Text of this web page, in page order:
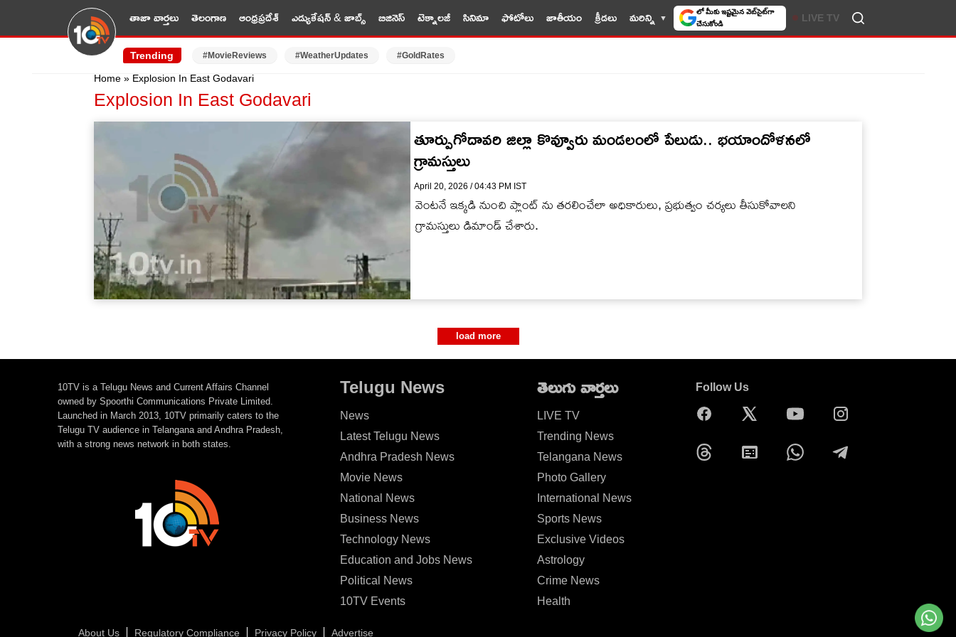
తాజా వార్తలు తెలంగాణ ఆంధ్రప్రదేశ్ ఎడ్యుకేషన్ & జాబ్స్ బిజినెస్ టెక్నాలజీ సినిమా ఫోటోలు జాతీయం క్రీడలు మరిన్ని
లో మీకు ఇష్టమైన వెబ్‌సైట్‌గా
చేసుకోండి
LIVE TV
Trending #MovieReviews #WeatherUpdates #GoldRates
Home » Explosion In East Godavari
Explosion In East Godavari
తూర్పుగోదావరి జిల్లా కొవ్వూరు మండలంలో పేలుడు.. భయాందోళనలో
గ్రామస్తులు
April 20, 2026 / 04:43 PM IST
వెంటనే ఇక్కడి నుంచి ప్లాంట్ ను తరలించేలా అధికారులు, ప్రభుత్వం చర్యలు తీసుకోవాలని
గ్రామస్తులు డిమాండ్ చేశారు.
load more
10TV is a Telugu News and Current Affairs Channel
owned by Spoorthi Communications Private Limited.
Launched in March 2013, 10TV primarily caters to the
Telugu TV audience in Telangana and Andhra Pradesh,
with a strong news network in both states.
Telugu News
News
Latest Telugu News
Andhra Pradesh News
Movie News
National News
Business News
Technology News
Education and Jobs News
Political News
10TV Events
తెలుగు వార్తలు
LIVE TV
Trending News
Telangana News
Photo Gallery
International News
Sports News
Exclusive Videos
Astrology
Crime News
Health
Follow Us
About Us Regulatory Compliance Privacy Policy Advertise